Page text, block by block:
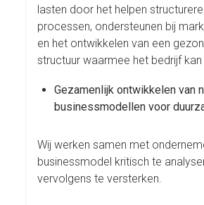
lasten door het helpen
processen, ondersteunen bij
en het ontwikkelen van een
structuur waarmee het bedrijf
Gezamenlijk ontwikkelen van
businessmodellen voor
Wij werken samen met
businessmodel kritisch te
vervolgens te versterken.